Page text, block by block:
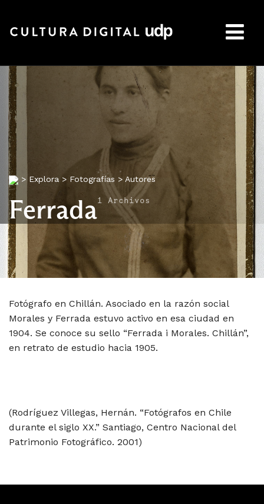
> Explora > Fotografías > Autores
Ferrada1 Archivos
Fotógrafo en Chillán. Asociado en la razón social
Morales y Ferrada estuvo activo en esa ciudad en
1904. Se conoce su sello “Ferrada i Morales. Chillán”,
en retrato de estudio hacia 1905.
(Rodríguez Villegas, Hernán. “Fotógrafos en Chile
durante el siglo XX.” Santiago, Centro Nacional del
Patrimonio Fotográfico. 2001)